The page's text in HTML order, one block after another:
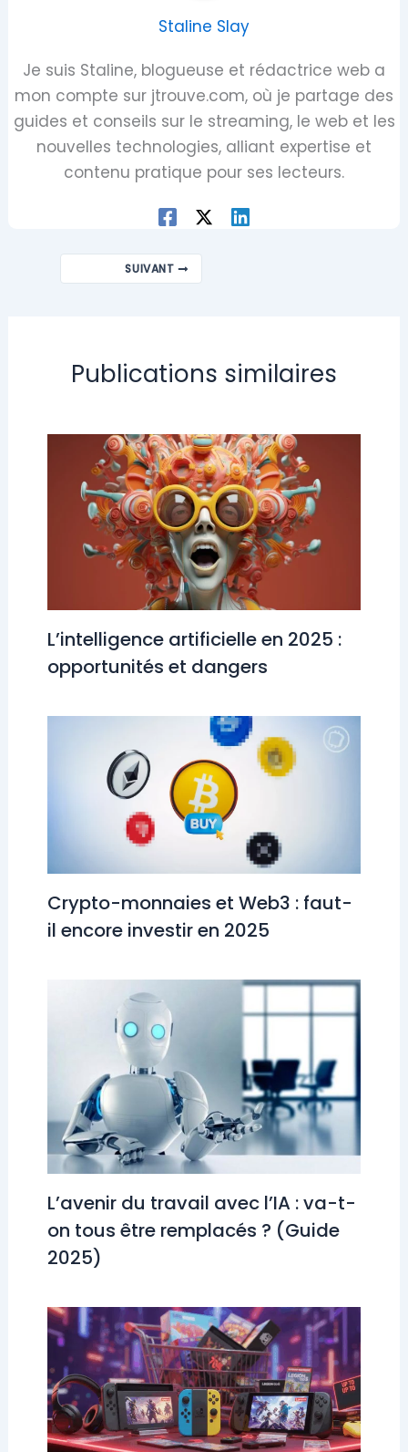
Staline Slay
Je suis Staline, blogueuse et rédactrice web a
mon compte sur jtrouve.com, où je partage des
guides et conseils sur le streaming, le web et les
nouvelles technologies, alliant expertise et
contenu pratique pour ses lecteurs.
SUIVANT
Publications similaires
L’intelligence artificielle en 2025 :
opportunités et dangers
Crypto-monnaies et Web3 : faut-
il encore investir en 2025
L’avenir du travail avec l’IA : va-t-
on tous être remplacés ? (Guide
2025)